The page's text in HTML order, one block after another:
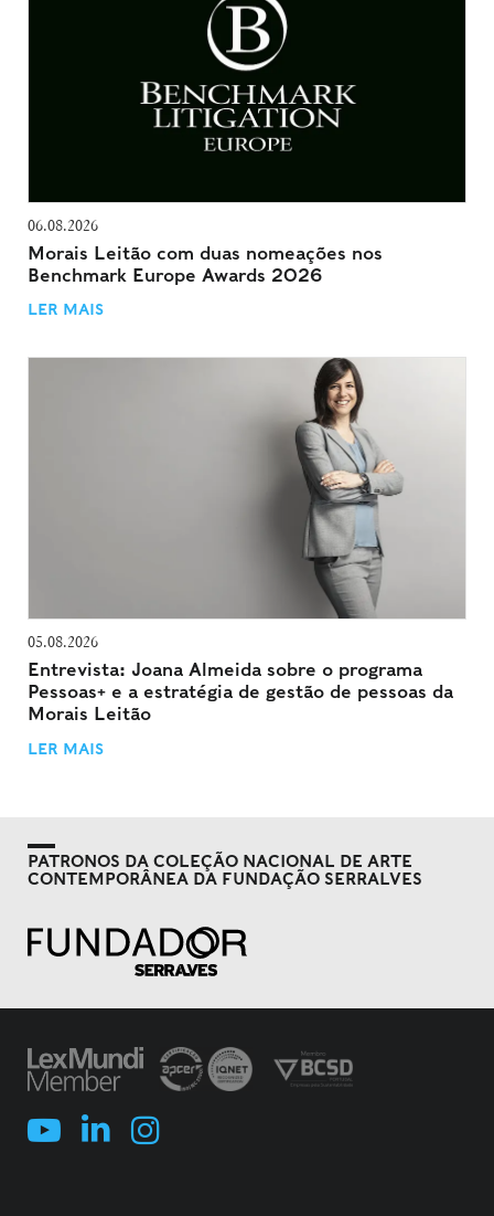
06.08.2026
Morais Leitão com duas nomeações nos
Benchmark Europe Awards 2026
LER MAIS
05.08.2026
Entrevista: Joana Almeida sobre o programa
Pessoas+ e a estratégia de gestão de pessoas da
Morais Leitão
LER MAIS
PATRONOS DA COLEÇÃO NACIONAL DE ARTE
CONTEMPORÂNEA DA FUNDAÇÃO SERRALVES